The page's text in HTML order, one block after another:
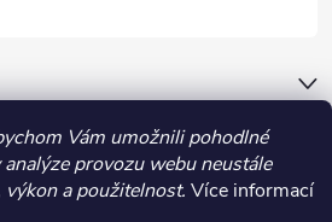
Vám umožnili pohodlné
provozu webu neustále
a použitelnost. Více informací